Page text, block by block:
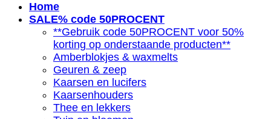
Home
SALE% code 50PROCENT
**Gebruik code 50PROCENT voor 50%
korting op onderstaande producten**
Amberblokjes & waxmelts
Geuren & zeep
Kaarsen en lucifers
Kaarsenhouders
Thee en lekkers